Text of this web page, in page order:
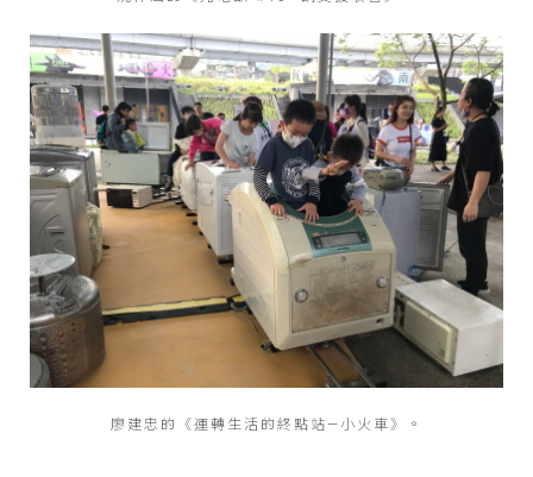
廖建忠的《運轉生活的終點站—小火車》。